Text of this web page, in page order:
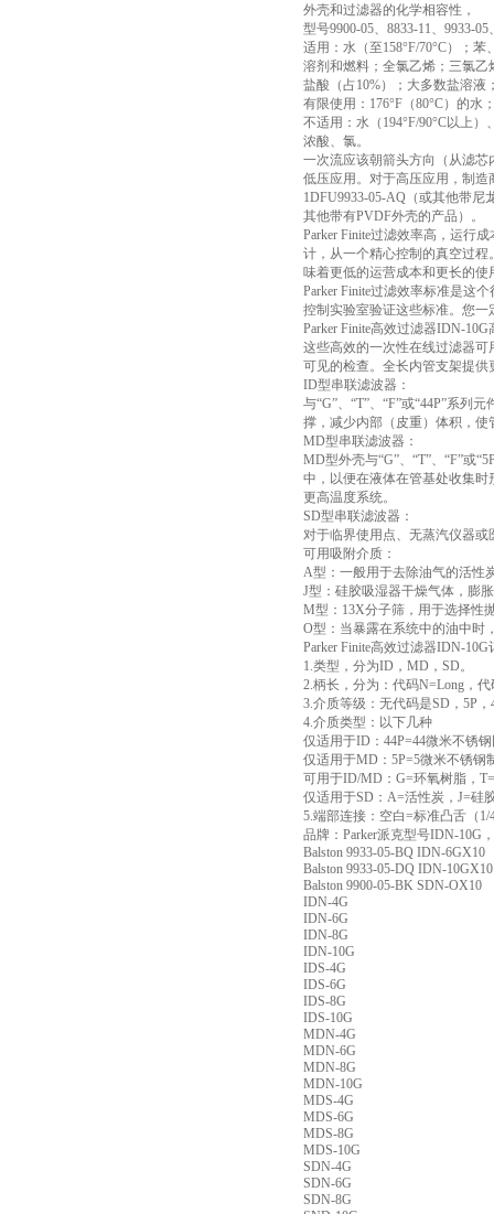
外壳和过滤器的化学相容性，
型号9900-05、8833-11、9933-
适用：水（至158°F/70°C）；
溶剂和燃料；全氯乙烯；三氯乙
盐酸（占10%）；大多数盐溶液
有限使用：176°F（80°C）的水
不适用：水（194°F/90°C以上
浓酸、氯。
一次流应该朝箭头方向（从滤
低压应用。对于高压应用，制造
1DFU9933-05-AQ（或其他带尼
其他带有PVDF外壳的产品）。
Parker Finite过滤效率高，运行
计，从一个精心控制的真空过
味着更低的运营成本和更长的
Parker Finite过滤效率标准是这
控制实验室验证这些标准。您
Parker Finite高效过滤器IDN-
这些高效的一次性在线过滤器
可见的检查。全长内管支架提
ID型串联滤波器：
与“G”、“T”、“F”或“44P”系
撑，减少内部（皮重）体积，
MD型串联滤波器：
MD型外壳与“G”、“T”、“F”或
中，以便在液体在管基处收集
更高温度系统。
SD型串联滤波器：
对于临界使用点、无蒸汽仪器
可用吸附介质：
A型：一般用于去除油气的活性
J型：硅胶吸湿器干燥气体，膨
M型：13X分子筛，用于选择性
O型：当暴露在系统中的油中时
Parker Finite高效过滤器IDN-
1.类型，分为ID，MD，SD。
2.柄长，分为：代码N=Long，代
3.介质等级：无代码是SD，5P
4.介质类型：以下几种
仅适用于ID：44P=44微米不锈
仅适用于MD：5P=5微米不锈钢
可用于ID/MD：G=环氧树脂，
仅适用于SD：A=活性炭，J=硅
5.端部连接：空白=标准凸舌（1/
品牌：Parker派克型号IDN-10G
Balston 9933-05-BQ IDN-6GX10
Balston 9933-05-DQ IDN-10GX10
Balston 9900-05-BK SDN-OX10
IDN-4G
IDN-6G
IDN-8G
IDN-10G
IDS-4G
IDS-6G
IDS-8G
IDS-10G
MDN-4G
MDN-6G
MDN-8G
MDN-10G
MDS-4G
MDS-6G
MDS-8G
MDS-10G
SDN-4G
SDN-6G
SDN-8G